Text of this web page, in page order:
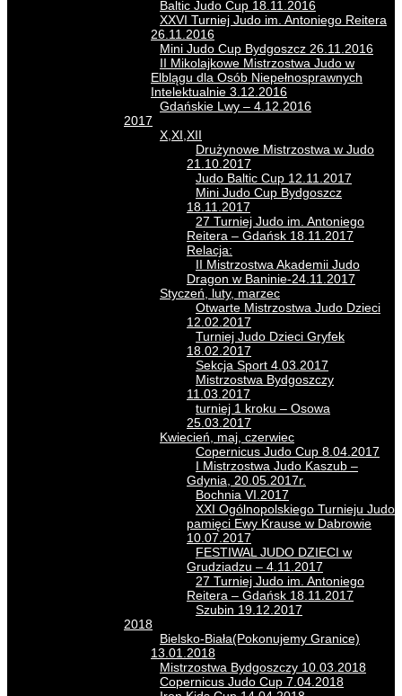
Baltic Judo Cup 18.11.2016
XXVI Turniej Judo im. Antoniego Reitera
26.11.2016
Mini Judo Cup Bydgoszcz 26.11.2016
II Mikolajkowe Mistrzostwa Judo w
Elblągu dla Osób Niepełnosprawnych
Intelektualnie 3.12.2016
Gdańskie Lwy – 4.12.2016
2017
X,XI,XII
Drużynowe Mistrzostwa w Judo
21.10.2017
Judo Baltic Cup 12.11.2017
Mini Judo Cup Bydgoszcz
18.11.2017
27 Turniej Judo im. Antoniego
Reitera – Gdańsk 18.11.2017
Relacja:
II Mistrzostwa Akademii Judo
Dragon w Baninie-24.11.2017
Styczeń, luty, marzec
Otwarte Mistrzostwa Judo Dzieci
12.02.2017
Turniej Judo Dzieci Gryfek
18.02.2017
Sekcja Sport 4.03.2017
Mistrzostwa Bydgoszczy
11.03.2017
turniej 1 kroku – Osowa
25.03.2017
Kwiecień, maj, czerwiec
Copernicus Judo Cup 8.04.2017
I Mistrzostwa Judo Kaszub –
Gdynia, 20.05.2017r.
Bochnia VI.2017
XXI Ogólnopolskiego Turnieju Judo
pamięci Ewy Krause w Dabrowie
10.07.2017
FESTIWAL JUDO DZIECI w
Grudziadzu – 4.11.2017
27 Turniej Judo im. Antoniego
Reitera – Gdańsk 18.11.2017
Szubin 19.12.2017
2018
Bielsko-Biała(Pokonujemy Granice)
13.01.2018
Mistrzostwa Bydgoszczy 10.03.2018
Copernicus Judo Cup 7.04.2018